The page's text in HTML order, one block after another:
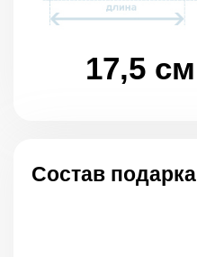
17,5 см
Состав подарка